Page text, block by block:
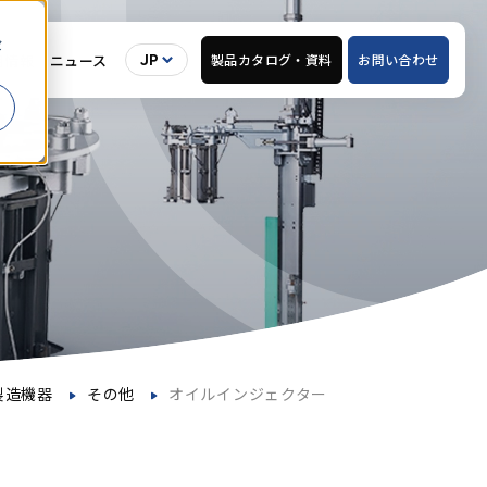
ニュース JP 製品カタログ・ 資料 お問い合わせ
造機器 その他 オイルインジェクター